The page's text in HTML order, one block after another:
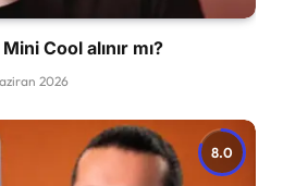
Cool alınır mı?
2026
8.0